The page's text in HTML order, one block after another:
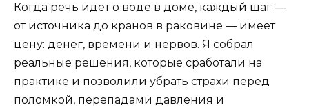
Когда речь идёт о воде в доме, каждый шаг —
от источника до кранов в раковине — имеет
цену: денег, времени и нервов. Я собрал
реальные решения, которые сработали на
практике и позволили убрать страхи перед
поломкой, перепадами давления и